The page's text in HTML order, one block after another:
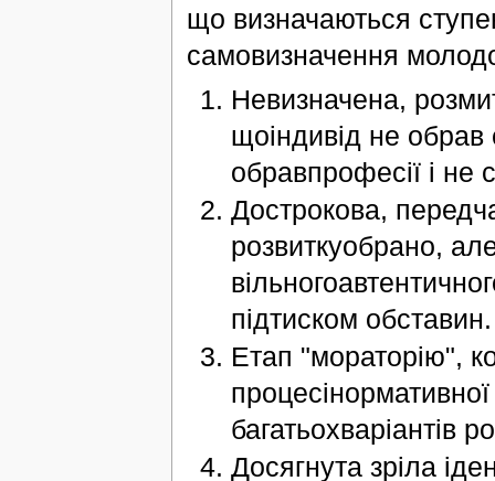
що визначаються
самовизначення
Невизначена,
щоіндивід не обрав
обравпрофесії і не
Дострокова,
розвиткуобрано,
підтиском обставин.
Етап "мораторію",
багатьохваріантів
Досягнута зріла